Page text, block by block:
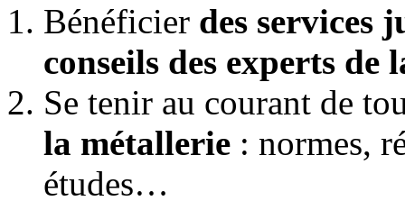
Bénéficier des services
conseils des experts
Se tenir au courant de
la métallerie : normes,
études…